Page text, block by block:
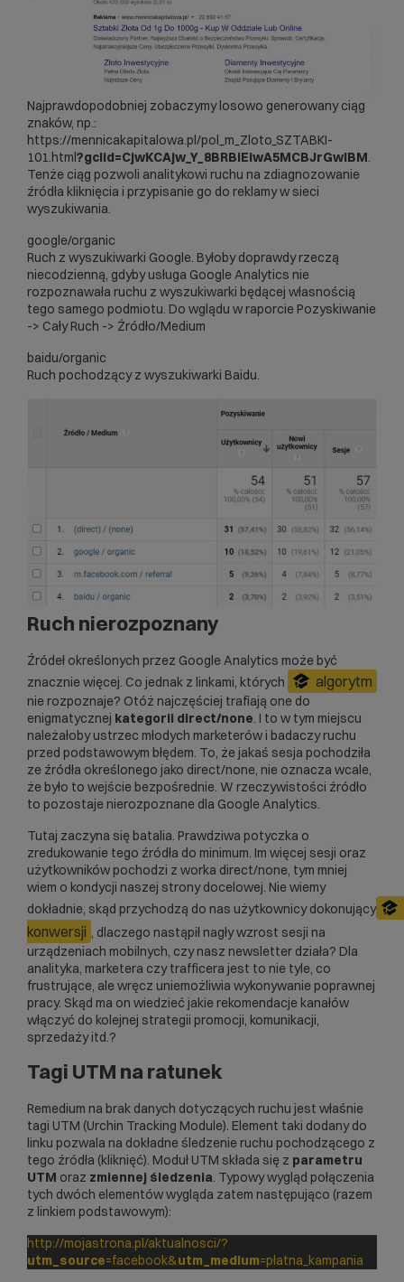
Najprawdopodobniej zobaczymy losowo generowany ciąg
znaków, np.:
https://mennicakapitalowa.pl/pol_m_Zloto_SZTABKI-
101.html?gclid=CjwKCAjw_Y_8BRBiEiwA5MCBJrGwIBM.
Tenże ciąg pozwoli analitykowi ruchu na zdiagnozowanie
źródła kliknięcia i przypisanie go do reklamy w sieci
wyszukiwania.
google/organic
Ruch z wyszukiwarki Google. Byłoby doprawdy rzeczą
niecodzienną, gdyby usługa Google Analytics nie
rozpoznawała ruchu z wyszukiwarki będącej własnością
tego samego podmiotu. Do wglądu w raporcie Pozyskiwanie
-> Cały Ruch -> Źródło/Medium
baidu/organic
Ruch pochodzący z wyszukiwarki Baidu.
Ruch nierozpoznany
Źródeł określonych przez Google Analytics może być
znacznie więcej. Co jednak z linkami, których
algorytm
nie rozpoznaje? Otóż najczęściej trafiają one do
enigmatycznej kategorii direct/none. I to w tym miejscu
należałoby ustrzec młodych marketerów i badaczy ruchu
przed podstawowym błędem. To, że jakaś sesja pochodziła
ze źródła określonego jako direct/none, nie oznacza wcale,
że było to wejście bezpośrednie. W rzeczywistości źródło
to pozostaje nierozpoznane dla Google Analytics.
Tutaj zaczyna się batalia. Prawdziwa potyczka o
zredukowanie tego źródła do minimum. Im więcej sesji oraz
użytkowników pochodzi z worka direct/none, tym mniej
wiem o kondycji naszej strony docelowej. Nie wiemy
dokładnie, skąd przychodzą do nas użytkownicy dokonujący
konwersji , dlaczego nastąpił nagły wzrost sesji na
urządzeniach mobilnych, czy nasz newsletter działa? Dla
analityka, marketera czy trafficera jest to nie tyle, co
frustrujące, ale wręcz uniemożliwia wykonywanie poprawnej
pracy. Skąd ma on wiedzieć jakie rekomendacje kanałów
włączyć do kolejnej strategii promocji, komunikacji,
sprzedaży itd.?
Tagi UTM na ratunek
Remedium na brak danych dotyczących ruchu jest właśnie
tagi UTM (Urchin Tracking Module). Element taki dodany do
linku pozwala na dokładne śledzenie ruchu pochodzącego z
tego źródła (kliknięć). Moduł UTM składa się z parametru
UTM oraz zmiennej śledzenia. Typowy wygląd połączenia
tych dwóch elementów wygląda zatem następująco (razem
z linkiem podstawowym):
http://mojastrona.pl/aktualnosci/?
utm_source=facebook&utm_medium=płatna_kampania